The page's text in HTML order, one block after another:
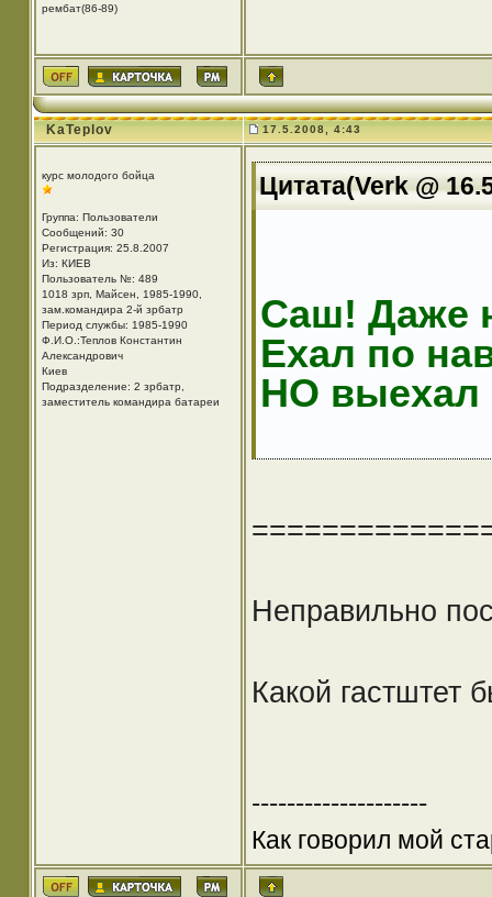
рембат(86-89)
KaTeplov 17.5.2008, 4:43
курс молодого бойца
Группа: Пользователи
Сообщений: 30
Регистрация: 25.8.2007
Из: КИЕВ
Пользователь №: 489
1018 зрп, Майсен, 1985-1990,
зам.командира 2-й зрбатр
Период службы: 1985-1990
Ф.И.О.:Теплов Константин
Александрович
Киев
Подразделение: 2 зрбатр,
заместитель командира батареи
Цитата(Verk @
Саш! Даже
Ехал по
НО выехал
Неправильно
Какой гастштет
--------------------
Как говорил мой